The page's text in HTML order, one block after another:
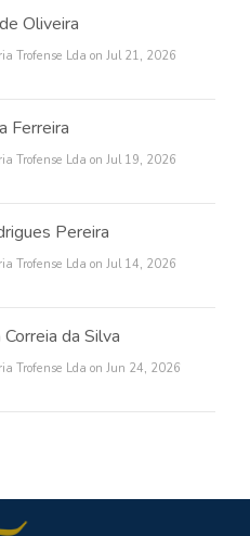
Oliveira
Trofense Lda on Jul 21, 2026
Ferreira
Trofense Lda on Jul 19, 2026
Pereira
Trofense Lda on Jul 14, 2026
da Silva
Trofense Lda on Jun 24, 2026